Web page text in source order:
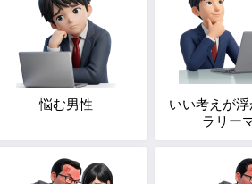
悩む男性
いい考えが
ラリー